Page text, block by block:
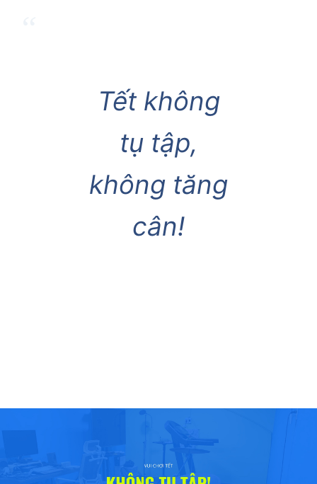
Tết không
tụ tập,
không tăng
cân!